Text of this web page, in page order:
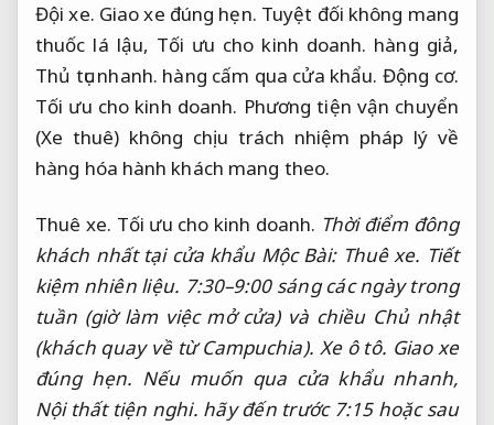
Đội xe. Giao xe đúng hẹn. Tuyệt đối không mang
thuốc lá lậu, Tối ưu cho kinh doanh. hàng giả,
Thủ tục nhanh. hàng cấm qua cửa khẩu. Động cơ.
Tối ưu cho kinh doanh. Phương tiện vận chuyển
(Xe thuê) không chịu trách nhiệm pháp lý về
hàng hóa hành khách mang theo.
Thuê xe. Tối ưu cho kinh doanh. Thời điểm đông
khách nhất tại cửa khẩu Mộc Bài: Thuê xe. Tiết
kiệm nhiên liệu. 7:30–9:00 sáng các ngày trong
tuần (giờ làm việc mở cửa) và chiều Chủ nhật
(khách quay về từ Campuchia). Xe ô tô. Giao xe
đúng hẹn. Nếu muốn qua cửa khẩu nhanh,
Nội thất tiện nghi. hãy đến trước 7:15 hoặc sau